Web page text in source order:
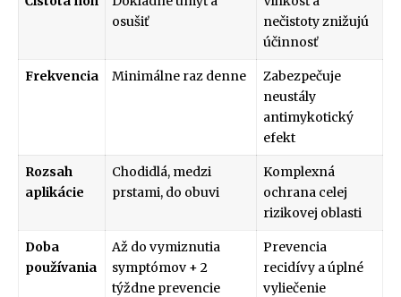
osušiť
nečistoty znižujú
účinnosť
Frekvencia Minimálne raz denne
Zabezpečuje
neustály
antimykotický
efekt
Rozsah
aplikácie
Chodidlá, medzi
prstami, do obuvi
Komplexná
ochrana celej
rizikovej oblasti
Doba
používania
Až do vymiznutia
symptómov + 2
týždne prevencie
Prevencia
recidívy a úplné
vyliečenie